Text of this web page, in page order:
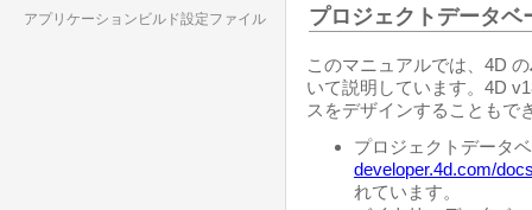
アプリケーションビルド設定ファイル
プロジェクトデータベ
このマニュアルでは、4D の
いて説明しています。4D
スをデザインすることもで
プロジェクトデータ
developer.4d.com/
れています。